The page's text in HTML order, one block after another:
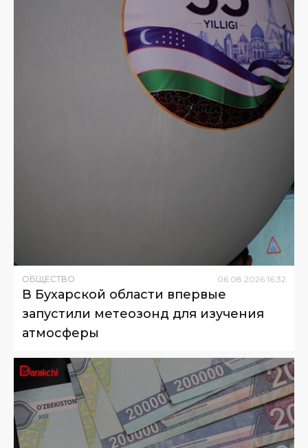
ОБЩЕСТВО 06.08.2026 16:32
В Бухарской области впервые
запустили метеозонд для изучения
атмосферы